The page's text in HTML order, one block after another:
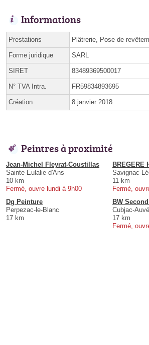
Informations
Prestations Plâtrerie, Pose de
Forme juridique SARL
SIRET 83489369500017
N° TVA Intra. FR59834893695
Création 8 janvier 2018
Peintres à proximité
Jean-Michel Fleyrat-Coustillas
Sainte-Eulalie-d'Ans
10 km
Fermé, ouvre lundi à 9h00
BREGERE
Savignac-
11 km
Fermé,
Dg Peinture
Perpezac-le-Blanc
17 km
BW
Cubjac-
17 km
Fermé,